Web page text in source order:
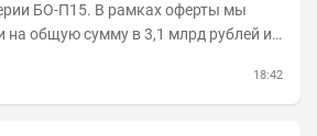
БО-П15. В рамках оферты мы
на общую сумму в 3,1 млрд рублей из
18:42